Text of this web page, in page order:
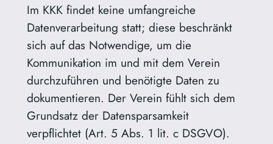
Im KKK findet keine umfangreiche
Datenverarbeitung statt; diese beschränkt
sich auf das Notwendige, um die
Kommunikation im und mit dem Verein
durchzuführen und benötigte Daten zu
dokumentieren. Der Verein fühlt sich dem
Grundsatz der Datensparsamkeit
verpflichtet (Art. 5 Abs. 1 lit. c DSGVO).